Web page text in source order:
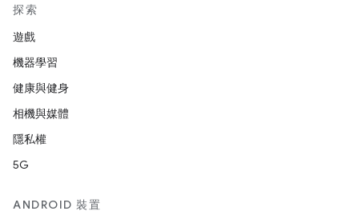
探索
遊戲
機器學習
健康與健身
相機與媒體
隱私權
5G
ANDROID 裝置